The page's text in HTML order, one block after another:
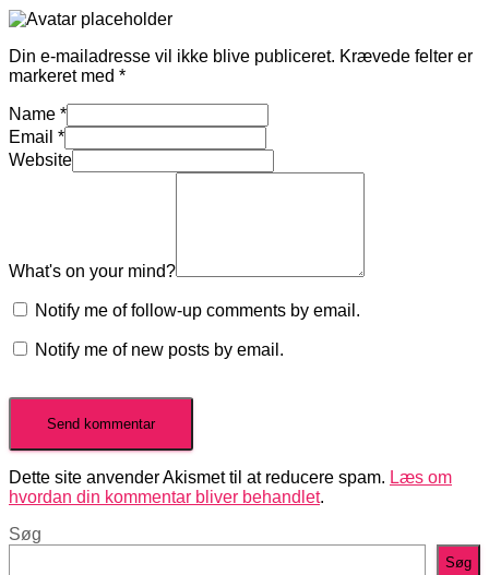
Din e-mailadresse vil ikke blive publiceret. Krævede felter er
markeret med *
Name *
Email *
Website
What's on your mind?
Notify me of follow-up comments by email.
Notify me of new posts by email.
Dette site anvender Akismet til at reducere spam. Læs om
hvordan din kommentar bliver behandlet.
Søg
Søg